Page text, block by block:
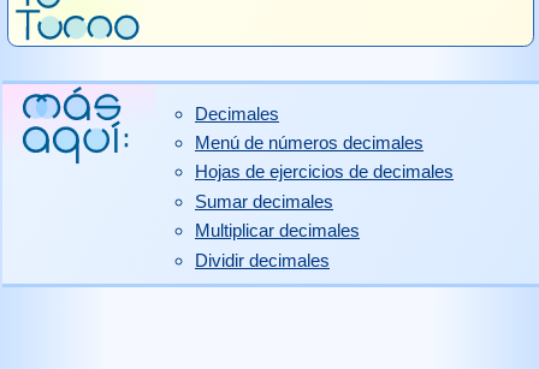
Decimales
Menú de números decimales
Hojas de ejercicios de decimales
Sumar decimales
Multiplicar decimales
Dividir decimales